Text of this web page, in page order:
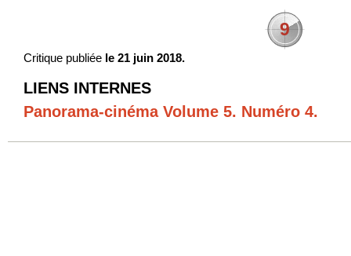
9
Critique publiée le 21 juin 2018.
LIENS INTERNES
Panorama-cinéma Volume 5. Numéro 4.